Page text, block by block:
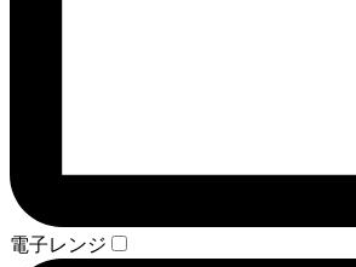
電子レンジ